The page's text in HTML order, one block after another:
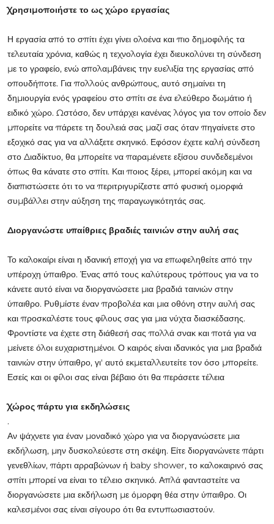
Χρησιμοποιήστε το ως χώρο εργασίας
Η εργασία από το σπίτι έχει γίνει ολοένα και πιο δημοφιλής τα
τελευταία χρόνια, καθώς η τεχνολογία έχει διευκολύνει τη σύνδεση
με το γραφείο, ενώ απολαμβάνεις την ευελιξία της εργασίας από
οπουδήποτε. Για πολλούς ανθρώπους, αυτό σημαίνει τη
δημιουργία ενός γραφείου στο σπίτι σε ένα ελεύθερο δωμάτιο ή
ειδικό χώρο. Ωστόσο, δεν υπάρχει κανένας λόγος για τον οποίο δεν
μπορείτε να πάρετε τη δουλειά σας μαζί σας όταν πηγαίνετε στο
εξοχικό σας για να αλλάξετε σκηνικό. Εφόσον έχετε καλή σύνδεση
στο Διαδίκτυο, θα μπορείτε να παραμένετε εξίσου συνδεδεμένοι
όπως θα κάνατε στο σπίτι. Και ποιος ξέρει, μπορεί ακόμη και να
διαπιστώσετε ότι το να περιτριγυρίζεστε από φυσική ομορφιά
συμβάλλει στην αύξηση της παραγωγικότητάς σας.
Διοργανώστε υπαίθριες βραδιές ταινιών στην αυλή σας
Το καλοκαίρι είναι η ιδανική εποχή για να επωφεληθείτε από την
υπέροχη ύπαιθρο. Ένας από τους καλύτερους τρόπους για να το
κάνετε αυτό είναι να διοργανώσετε μια βραδιά ταινιών στην
ύπαιθρο. Ρυθμίστε έναν προβολέα και μια οθόνη στην αυλή σας
και προσκαλέστε τους φίλους σας για μια νύχτα διασκέδασης.
Φροντίστε να έχετε στη διάθεσή σας πολλά σνακ και ποτά για να
μείνετε όλοι ευχαριστημένοι. Ο καιρός είναι ιδανικός για μια βραδιά
ταινιών στην ύπαιθρο, γι' αυτό εκμεταλλευτείτε τον όσο μπορείτε.
Εσείς και οι φίλοι σας είναι βέβαιο ότι θα περάσετε τέλεια
Χώρος πάρτυ για εκδηλώσεις
.
Αν ψάχνετε για έναν μοναδικό χώρο για να διοργανώσετε μια
εκδήλωση, μην δυσκολεύεστε στη σκέψη. Είτε διοργανώνετε πάρτι
γενεθλίων, πάρτι αρραβώνων ή baby shower, το καλοκαιρινό σας
σπίτι μπορεί να είναι το τέλειο σκηνικό. Απλά φανταστείτε να
διοργανώσετε μια εκδήλωση με όμορφη θέα στην ύπαιθρο. Οι
καλεσμένοι σας είναι σίγουρο ότι θα εντυπωσιαστούν.